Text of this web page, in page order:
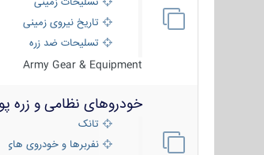
تاریخ نیروی زمینی
تسلیحات ضد زره
Army Gear & Equipment
خودروهای نظامی و زره
تانک
نفربرها و خودروی های